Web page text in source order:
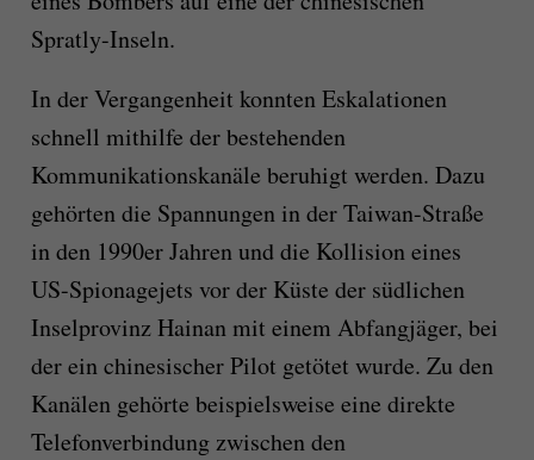
Spratly-Inseln.
In der Vergangenheit konnten Eskalationen
schnell mithilfe der bestehenden
Kommunikationskanäle beruhigt werden. Dazu
gehörten die Spannungen in der Taiwan-Straße
in den 1990er Jahren und die Kollision eines
US-Spionagejets vor der Küste der südlichen
Inselprovinz Hainan mit einem Abfangjäger, bei
der ein chinesischer Pilot getötet wurde. Zu den
Kanälen gehörte beispielsweise eine direkte
Telefonverbindung zwischen den